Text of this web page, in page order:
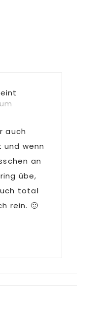
auch
wenn
an
übe,
total
rein. 🙂